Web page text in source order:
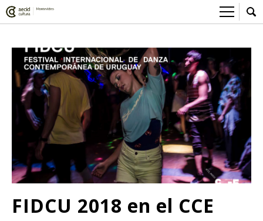
Red AECID
Equipo
Instalaciones
Visítanos
Actividades
> Ir a Actividades
Esta semana
Inscripciones
Participa
Envíanos tu propuesta
Buzón de sugerencias
Noticias
Convocatorias
> Ir a Convocatorias
Convocatorias CCE
Convocatorias externas
Medios
Sala de Prensa
CCE Medios
Mediateca
> Ir a Mediateca
Ciencia y Tecnología
FIDCU 2018 en el CCE